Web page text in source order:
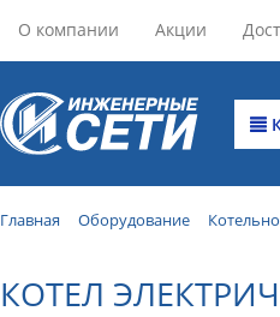
О компании Акции
Главная Оборудование
КОТЕЛ